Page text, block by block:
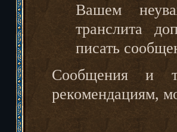
Вашем
транслита
писать
Сообщения и
рекомендациям,